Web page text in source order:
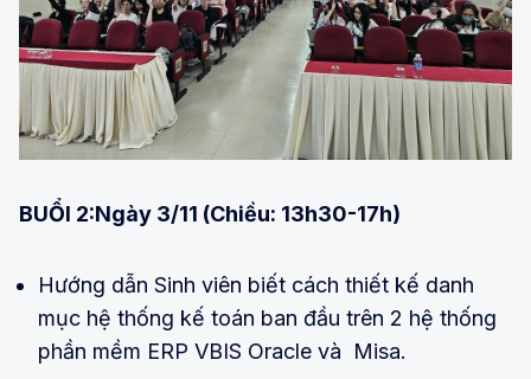
BUỔI 2:Ngày 3/11 (Chiều: 13h30-17h)
Hướng dẫn Sinh viên biết cách thiết kế danh
mục hệ thống kế toán ban đầu trên 2 hệ thống
phần mềm ERP VBIS Oracle và Misa.